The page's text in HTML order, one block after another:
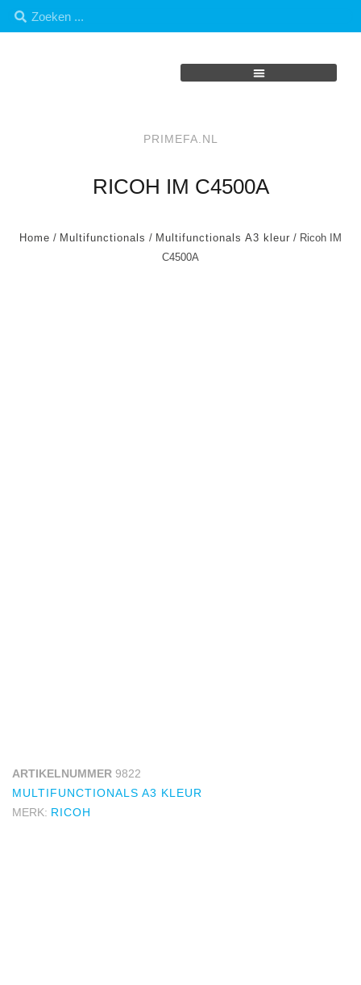
PRIMEFA.NL
RICOH IM C4500A
Home / Multifunctionals / Multifunctionals A3 kleur / Ricoh IM
C4500A
ARTIKELNUMMER 9822
MULTIFUNCTIONALS A3 KLEUR
MERK: RICOH